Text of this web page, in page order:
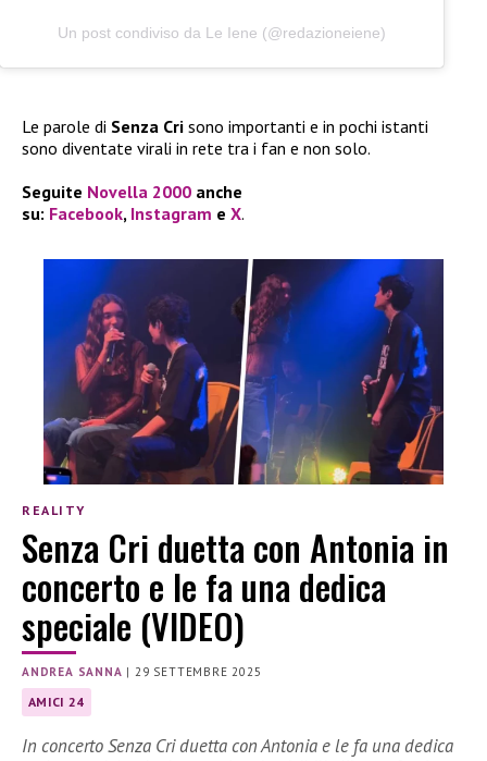
Un post condiviso da Le Iene (@redazioneiene)
Le parole di Senza Cri sono importanti e in pochi istanti
sono diventate virali in rete tra i fan e non solo.
Seguite Novella 2000 anche
su: Facebook, Instagram e X.
REALITY
Senza Cri duetta con Antonia in
concerto e le fa una dedica
speciale (VIDEO)
ANDREA SANNA |29 SETTEMBRE 2025
AMICI 24
In concerto Senza Cri duetta con Antonia e le fa una dedica